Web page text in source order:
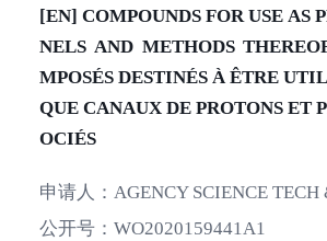
[EN] COMPOUNDS FOR USE AS
NELS AND METHODS
MPOSÉS DESTINÉS À ÊTRE
QUE CANAUX DE PROTONS ET
OCIÉS
申请人： AGENCY SCIENCE TECH
公开号： WO2020159441A1